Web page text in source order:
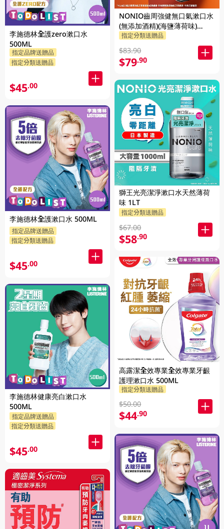
李施德林全護zero漱口水
500ML
指定品牌送贈品
指定分類送贈品
$45.00
李施德林全護漱口水 500ML
指定品牌送贈品
指定分類送贈品
$45.00
李施德林健康亮白漱口水
500ML
指定品牌送贈品
指定分類送贈品
$45.00
NONIO齒周強健無口氣漱口水
(無添加酒精)(海鹽薄荷味)
1000ML
指定分類送贈品
$83.90
$79.90
獅王光亮潔淨漱口水天然薄荷
味 1LT
指定分類送贈品
$67.00
$58.90
高露潔全效專業全效專業牙齦
護理漱口水 500ML
指定分類送贈品
$50.00
$44.90